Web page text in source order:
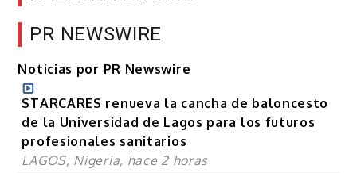
PR NEWSWIRE
Noticias por PR Newswire
STARCARES renueva la cancha de baloncesto
de la Universidad de Lagos para los futuros
profesionales sanitarios
LAGOS, Nigeria, hace 2 horas